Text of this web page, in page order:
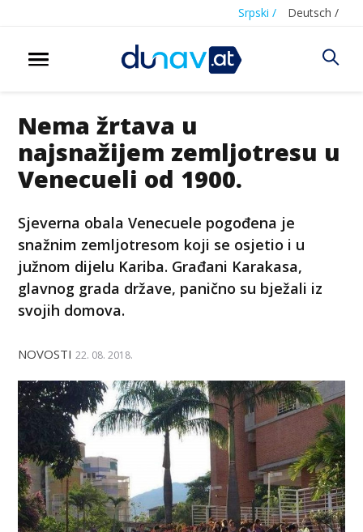
Srpski / Deutsch /
Nema žrtava u
najsnažijem zemljotresu u
Venecueli od 1900.
Sjeverna obala Venecuele pogođena je
snažnim zemljotresom koji se osjetio i u
južnom dijelu Kariba. Građani Karakasa,
glavnog grada države, panično su bježali iz
svojih domova.
NOVOSTI 22. 08. 2018.